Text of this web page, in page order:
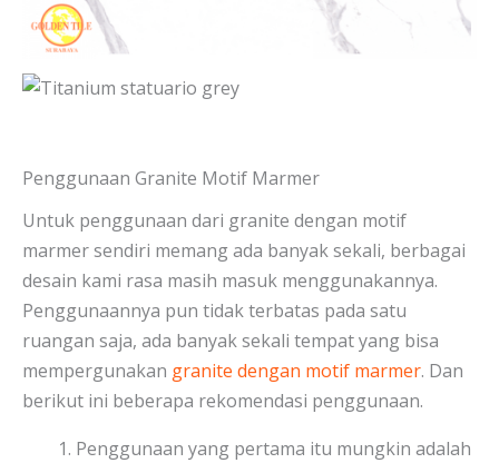
Penggunaan Granite Motif Marmer
Untuk penggunaan dari granite dengan motif
marmer sendiri memang ada banyak sekali, berbagai
desain kami rasa masih masuk menggunakannya.
Penggunaannya pun tidak terbatas pada satu
ruangan saja, ada banyak sekali tempat yang bisa
mempergunakan granite dengan motif marmer. Dan
berikut ini beberapa rekomendasi penggunaan.
Penggunaan yang pertama itu mungkin adalah